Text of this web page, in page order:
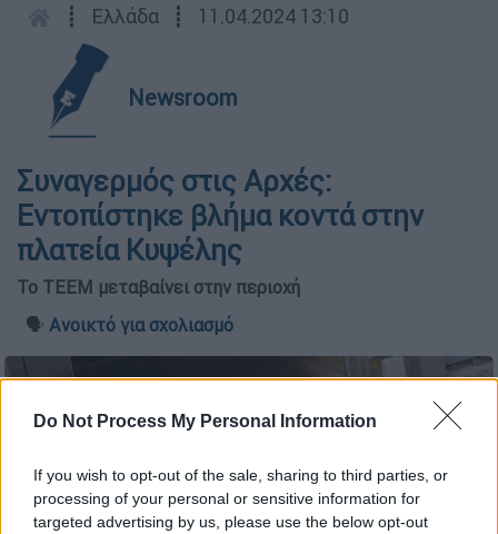
Do Not Process My Personal Information
If you wish to opt-out of the sale, sharing to third parties, or
processing of your personal or sensitive information for
targeted advertising by us, please use the below opt-out
┋ Ελλάδα ┋ 11.04.2024 13:10
Newsroom
Συναγερμός στις Αρχές:
Εντοπίστηκε βλήμα κοντά στην
πλατεία Κυψέλης
Το ΤΕΕΜ μεταβαίνει στην περιοχή
🗣️ Ανοικτό για σχολιασμό